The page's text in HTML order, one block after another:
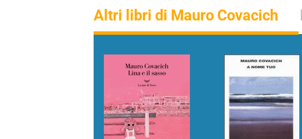
Altri libri di Mauro Covacich